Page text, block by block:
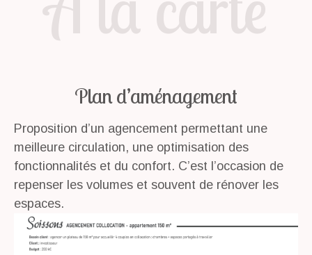
Plan d’aménagement
Proposition d’un agencement permettant une
meilleure circulation, une optimisation des
fonctionnalités et du confort. C’est l’occasion de
repenser les volumes et souvent de rénover les
espaces.